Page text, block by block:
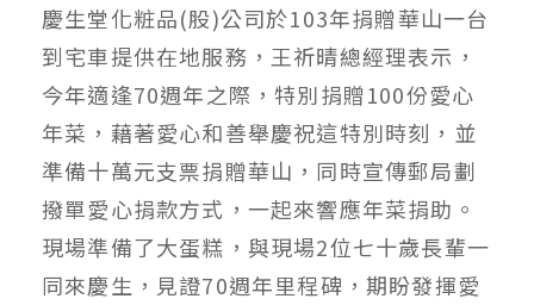
慶生堂化粧品(股)公司於103年捐贈華山一台
到宅車提供在地服務，王祈晴總經理表示，
今年適逢70週年之際，特別捐贈100份愛心
年菜，藉著愛心和善舉慶祝這特別時刻，並
準備十萬元支票捐贈華山，同時宣傳郵局劃
撥單愛心捐款方式，一起來響應年菜捐助。
現場準備了大蛋糕，與現場2位七十歲長輩一
同來慶生，見證70週年里程碑，期盼發揮愛